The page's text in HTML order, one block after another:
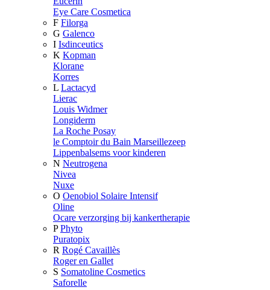
Eye Care Cosmetica
F Filorga
G Galenco
I Isdinceutics
K Kopman
Klorane
Korres
L Lactacyd
Lierac
Louis Widmer
Longiderm
La Roche Posay
le Comptoir du Bain Marseillezeep
Lippenbalsems voor kinderen
N Neutrogena
Nivea
Nuxe
O Oenobiol Solaire Intensif
Oline
Ocare verzorging bij kankertherapie
P Phyto
Puratopix
R Rogé Cavaillès
Roger en Gallet
S Somatoline Cosmetics
Saforelle